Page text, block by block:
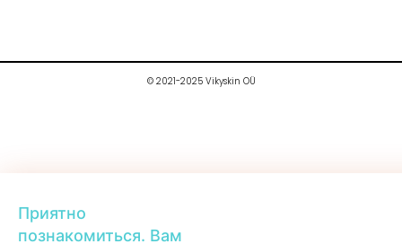
Приятно
познакомиться. Вам
© 2021-2025 Vikyskin OÜ